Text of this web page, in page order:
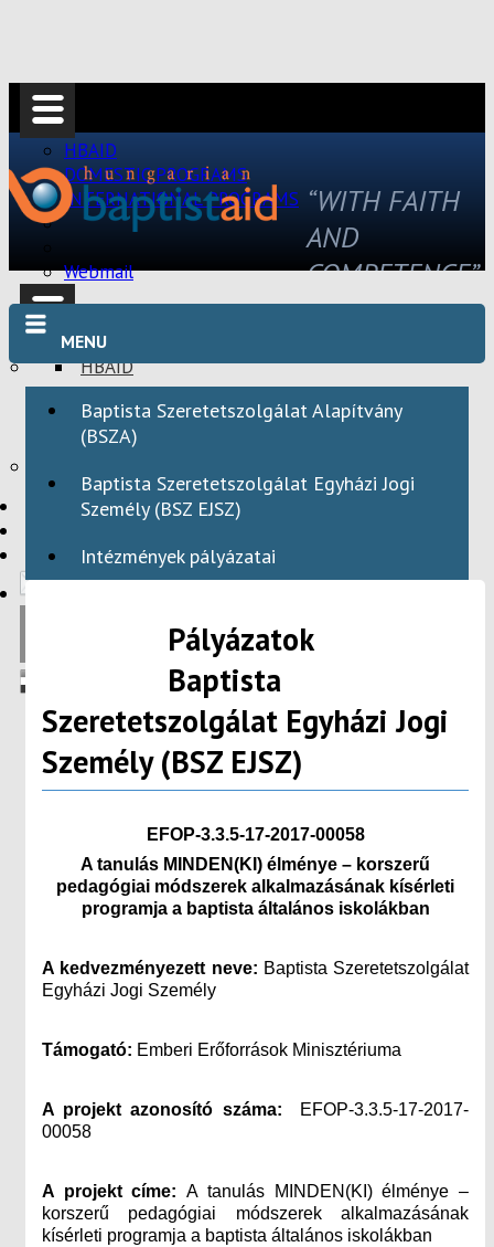
HBAID
DOMESTIC PROGRAMS
INTERNATIONAL PROGRAMS
Webmail
HBAID
DOMESTIC PROGRAMS
INTERNATIONAL PROGRAMS
HBAID
INTERNATIONAL PROGRAMS
“WITH FAITH
AND
COMPETENCE”
MENU
Baptista Szeretetszolgálat Alapítvány
(BSZA)
Baptista Szeretetszolgálat Egyházi Jogi
Személy (BSZ EJSZ)
Intézmények pályázatai
Pályázatok
Baptista
Szeretetszolgálat Egyházi Jogi
Személy (BSZ EJSZ)
EFOP-3.3.5-17-2017-00058
A tanulás MINDEN(KI) élménye – korszerű
pedagógiai módszerek alkalmazásának kísérleti
programja a baptista általános iskolákban
A kedvezményezett neve: Baptista Szeretetszolgálat
Egyházi Jogi Személy
Támogató: Emberi Erőforrások Minisztériuma
A projekt azonosító száma: EFOP-3.3.5-17-2017-
00058
A projekt címe:A tanulás MINDEN(KI) élménye –
korszerű pedagógiai módszerek alkalmazásának
kísérleti programja a baptista általános iskolákban